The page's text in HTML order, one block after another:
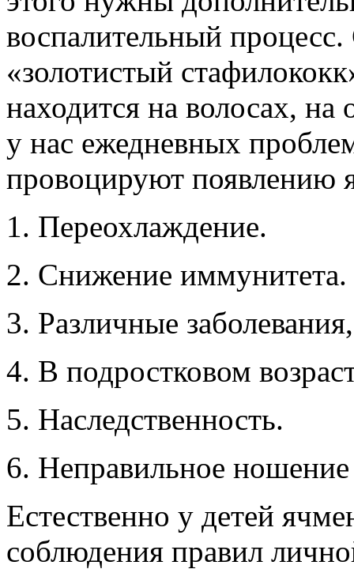
воспалительный
«золотистый
находится на волосах,
у нас ежедневных
провоцируют появлению
1. Переохлаждение.
2. Снижение иммунитета.
3. Различные
4. В подростковом
5. Наследственность.
6. Неправильное
Естественно у детей
соблюдения правил